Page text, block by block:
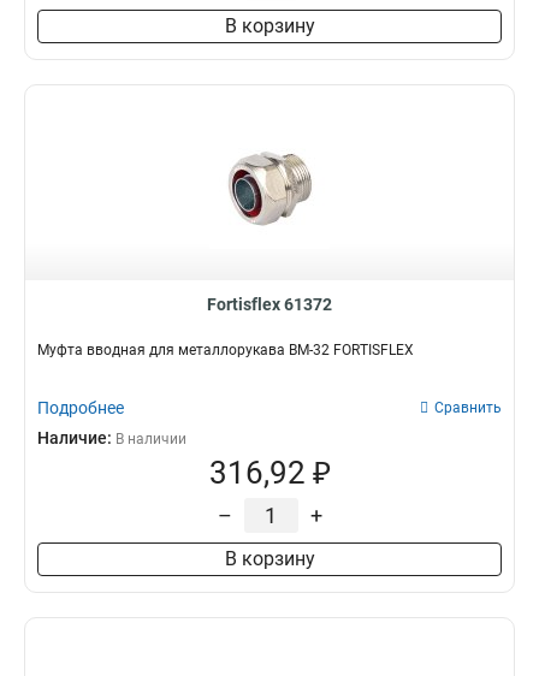
В корзину
Fortisflex 61372
Муфта вводная для металлорукава ВМ-32 FORTISFLEX
Подробнее Сравнить
Наличие: В наличии
316,92 ₽
– +
В корзину